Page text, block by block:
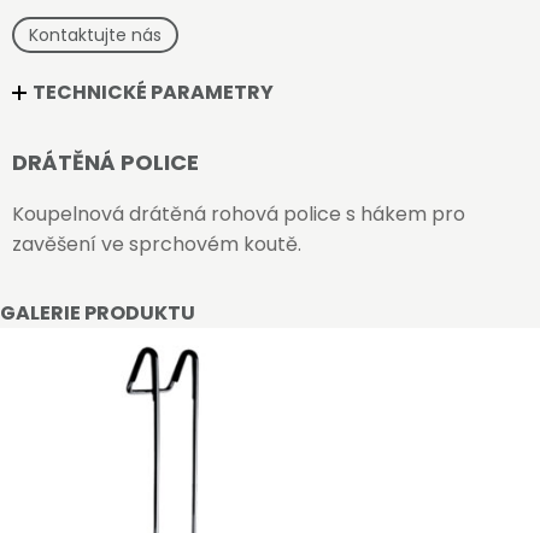
GALERIE PRODUKTU
Kontaktujte nás
TECHNICKÉ PARAMETRY
DRÁTĚNÁ POLICE
Koupelnová drátěná rohová police s hákem pro
zavěšení ve sprchovém koutě.